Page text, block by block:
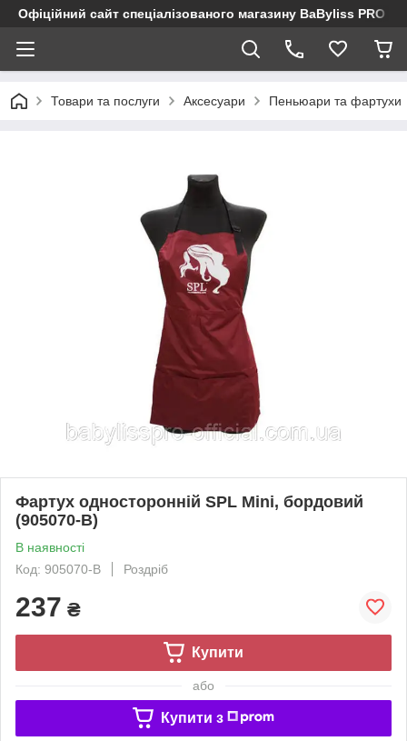
Офіційний сайт спеціалізованого магазину BaByliss PRO
Товари та послуги Аксесуари Пеньюари та фартухи
Фартух односторонній SPL Mini, бордовий
(905070-B)
В наявності
Код: 905070-B
Роздріб
237 ₴
Купити
або
Купити з